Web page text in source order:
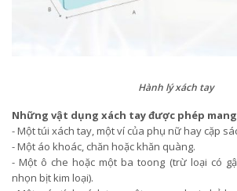
Hành lý xách tay
Những vật dụng xách tay được phép mang
- Một túi xách tay, một ví của phụ nữ hay cặp
- Một áo khoác, chăn hoặc khăn quàng.
- Một ô che hoặc một ba toong (trừ loại có
nhọn bịt kim loại).